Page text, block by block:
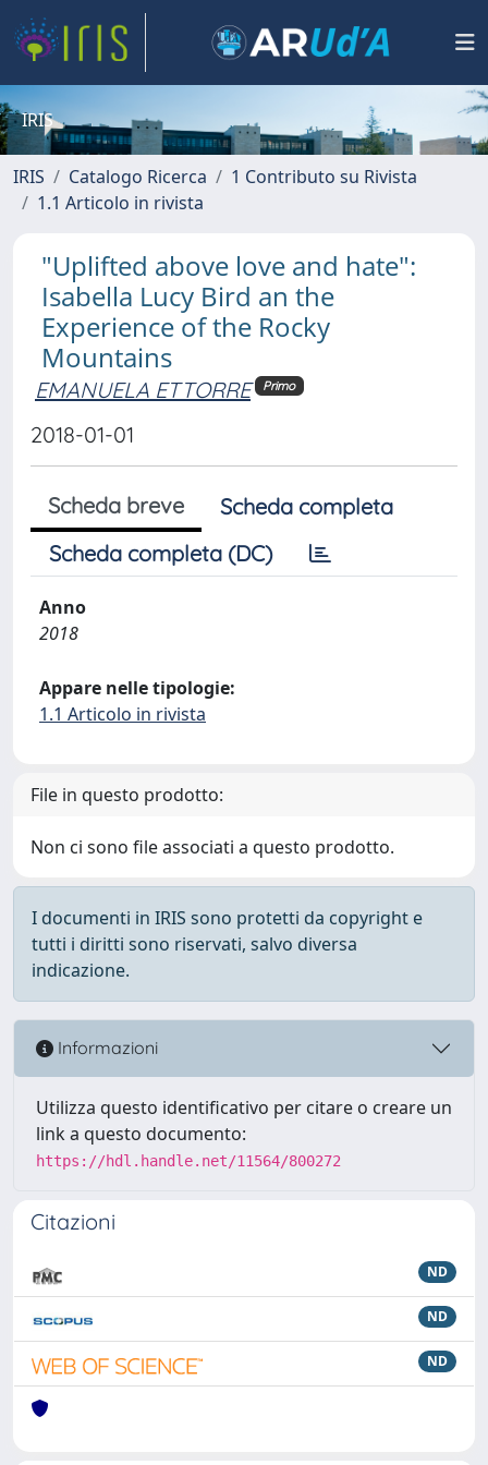
IRIS
IRIS Catalogo Ricerca
1 Contributo su Rivista
1.1 Articolo in rivista
"Uplifted above love and hate":
Isabella Lucy Bird an the
Experience of the Rocky
Mountains
EMANUELA ETTORRE Primo
2018-01-01
Scheda breve
Scheda completa
Scheda completa (DC)
Anno
2018
Appare nelle tipologie:
1.1 Articolo in rivista
File in questo prodotto:
Non ci sono file associati a questo prodotto.
I documenti in IRIS sono protetti da copyright e
tutti i diritti sono riservati, salvo diversa
indicazione.
Informazioni
Utilizza questo identificativo per citare o creare un
link a questo documento:
https://hdl.handle.net/11564/800272
Citazioni
ND
ND
ND